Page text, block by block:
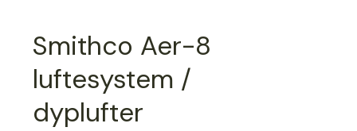
Smithco Aer-8
luftesystem /
dyplufter